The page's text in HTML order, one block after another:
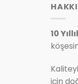
10
için